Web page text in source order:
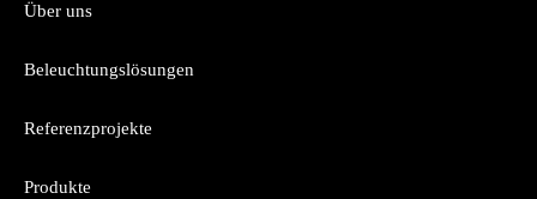
Über uns
Beleuchtungslösungen
Referenzprojekte
Produkte